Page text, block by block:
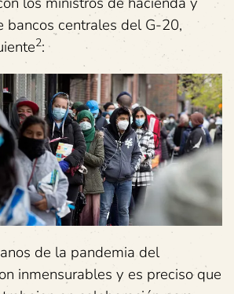
bancos centrales del G-20,
2:
de la pandemia del
inmensurables y es preciso que